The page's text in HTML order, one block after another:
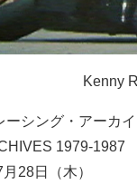
Kenny
ーシング・アーカ
1979-1987
28日（木）